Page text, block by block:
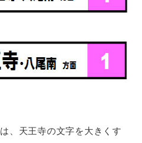
、天王寺の文字を大きくす